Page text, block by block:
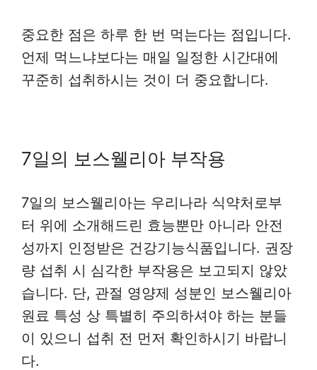
중요한 점은 하루 한 번 먹는다는 점입니다.
언제 먹느냐보다는 매일 일정한 시간대에
꾸준히 섭취하시는 것이 더 중요합니다.
7일의 보스웰리아 부작용
7일의 보스웰리아는 우리나라 식약처로부
터 위에 소개해드린 효능뿐만 아니라 안전
성까지 인정받은 건강기능식품입니다. 권장
량 섭취 시 심각한 부작용은 보고되지 않았
습니다. 단, 관절 영양제 성분인 보스웰리아
원료 특성 상 특별히 주의하셔야 하는 분들
이 있으니 섭취 전 먼저 확인하시기 바랍니
다.